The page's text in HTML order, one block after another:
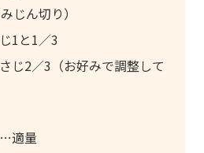
じん切り）
1と1／3
じ2／3（お好みで調整して
適量